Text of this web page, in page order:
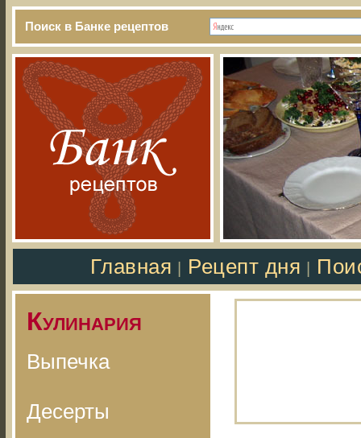
Поиск в Банке рецептов
Главная Рецепт дня
Кулинария
Выпечка
Десерты